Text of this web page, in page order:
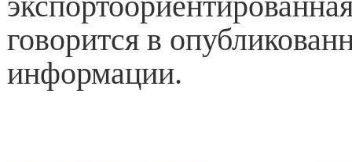
говорится в
информации.